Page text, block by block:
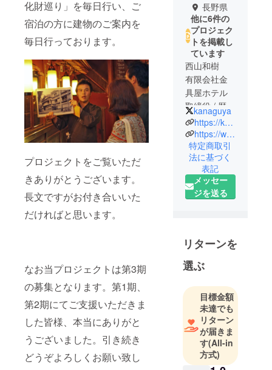
化財巡り」を毎日行い、ご
宿泊の方に建物のご案内を
毎日行っております。
プロジェクトをご覧いただ
きありがとうございます。
長文ですがお付き合いいた
だければと思います。
なお当プロジェクトは第3期
の募集となります。第1期、
第2期にてご支援いただきま
した皆様、本当にありがと
うございました。引き続き
どうぞよろしくお願い致し
長野県
他に6件の
プロジェク
トを掲載し
ています
西山和樹
有限会社金
具屋ホテル
取締役 / 歴史
の宿金具屋
九代目
大学卒業
後、金具屋
に入社。以
降宿の仕事
とともにデ
など別のコ
ンテンツに
もたずさ
した。
しぶざるく
ん作者 / モン
ハン渋コラ
ボイベント
イラスト担
kanaguya
https://kanaguya.com
https://www.facebook.com/kanaguya
特定商取引
法に基づく
表記
メッセー
ジを送る
リターンを
選ぶ
目標金額
未達でも
リターン
が届きま
す(All-in
方式)